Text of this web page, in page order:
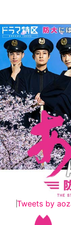
情報・
ドラマ
スポーツ
動画イズム
天気・防
映画
グッズ
Tweets by